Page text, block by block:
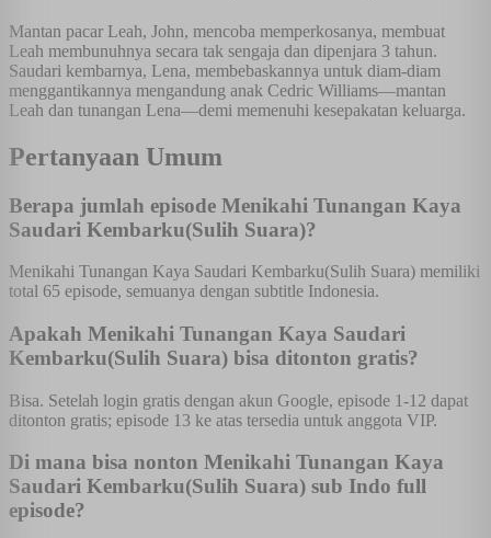
Mantan pacar Leah, John, mencoba memperkosanya, membuat
Leah membunuhnya secara tak sengaja dan dipenjara 3 tahun.
Saudari kembarnya, Lena, membebaskannya untuk diam-diam
menggantikannya mengandung anak Cedric Williams—mantan
Leah dan tunangan Lena—demi memenuhi kesepakatan keluarga.
Pertanyaan Umum
Berapa jumlah episode Menikahi Tunangan Kaya
Saudari Kembarku(Sulih Suara)?
Menikahi Tunangan Kaya Saudari Kembarku(Sulih Suara) memiliki
total 65 episode, semuanya dengan subtitle Indonesia.
Apakah Menikahi Tunangan Kaya Saudari
Kembarku(Sulih Suara) bisa ditonton gratis?
Bisa. Setelah login gratis dengan akun Google, episode 1-12 dapat
ditonton gratis; episode 13 ke atas tersedia untuk anggota VIP.
Di mana bisa nonton Menikahi Tunangan Kaya
Saudari Kembarku(Sulih Suara) sub Indo full
episode?